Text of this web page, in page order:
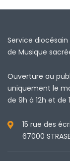
Service
de Musique
Ouverture au
uniquement le
de 9h à 12h et de
15 rue des
67000